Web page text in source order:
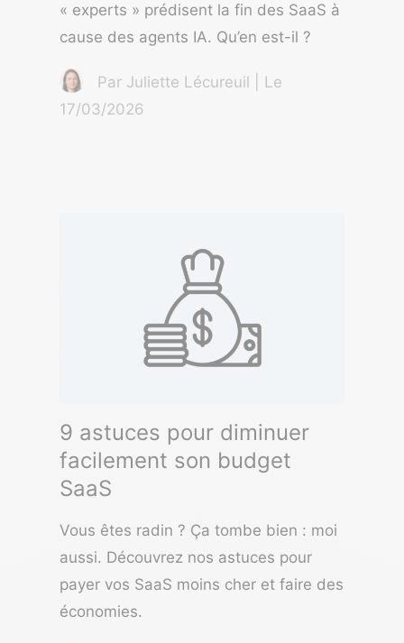
« experts » prédisent la fin des SaaS à
cause des agents IA. Qu’en est-il ?
Par Juliette Lécureuil | Le
17/03/2026
9 astuces pour diminuer
facilement son budget
SaaS
Vous êtes radin ? Ça tombe bien : moi
aussi. Découvrez nos astuces pour
payer vos SaaS moins cher et faire des
économies.